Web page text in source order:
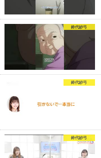
鈴代紗弓
鈴代紗弓
鈴代紗弓